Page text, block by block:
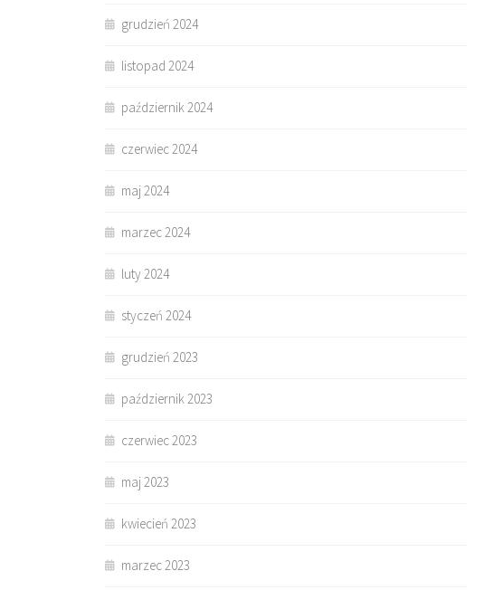
grudzień 2024
listopad 2024
październik 2024
czerwiec 2024
maj 2024
marzec 2024
luty 2024
styczeń 2024
grudzień 2023
październik 2023
czerwiec 2023
maj 2023
kwiecień 2023
marzec 2023